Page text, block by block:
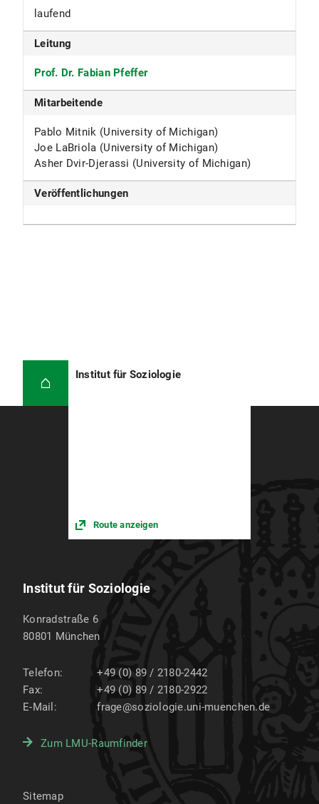
laufend
Leitung
Prof. Dr. Fabian Pfeffer
Mitarbeitende
Pablo Mitnik (University of Michigan)
Joe LaBriola (University of Michigan)
Asher Dvir-Djerassi (University of Michigan)
Veröffentlichungen
Institut für Soziologie
Route anzeigen
Institut für Soziologie
Konradstraße 6
80801 München
Telefon:
+49 (0) 89 / 2180-2442
Fax:
+49 (0) 89 / 2180-2922
E-Mail:
frage@soziologie.uni-muenchen.de
Zum LMU-Raumfinder
Sitemap